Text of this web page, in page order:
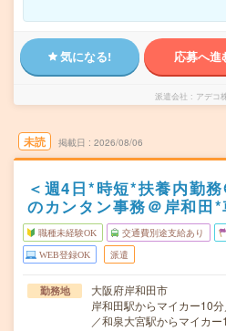
気になる! 応募へ進
派遣会社 アデコ
未読 掲載日 2026/08/06
＜週4日*時短*扶養内勤
のカンタン事務＠岸和田
職種未経験OK 交通費別途支給あり
WEB登録OK 派遣
勤務地
大阪府岸和田市
岸和田駅からマイカー10
／和泉大宮駅からマイカ